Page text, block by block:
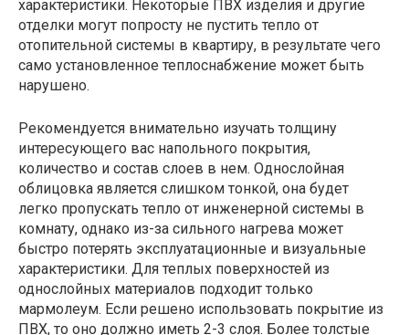
характеристики. Некоторые ПВХ изделия и другие
отделки могут попросту не пустить тепло от
отопительной системы в квартиру, в результате чего
само установленное теплоснабжение может быть
нарушено.
Рекомендуется внимательно изучать толщину
интересующего вас напольного покрытия,
количество и состав слоев в нем. Однослойная
облицовка является слишком тонкой, она будет
легко пропускать тепло от инженерной системы в
комнату, однако из-за сильного нагрева может
быстро потерять эксплуатационные и визуальные
характеристики. Для теплых поверхностей из
однослойных материалов подходит только
мармолеум. Если решено использовать покрытие из
ПВХ, то оно должно иметь 2-3 слоя. Более толстые